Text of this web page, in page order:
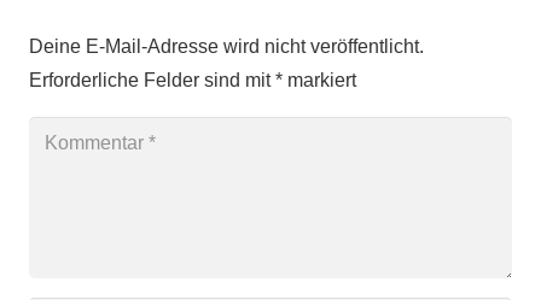
Deine E-Mail-Adresse wird nicht veröffentlicht.
Erforderliche Felder sind mit* markiert